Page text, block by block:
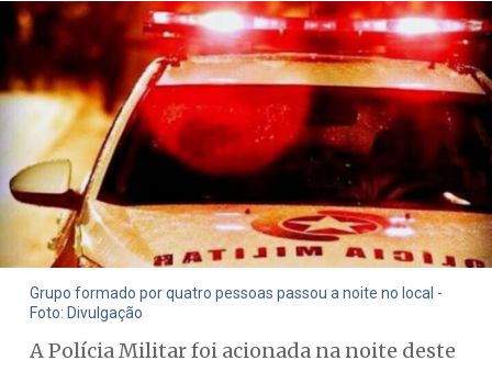
Grupo formado por quatro pessoas passou a noite no local -
Foto: Divulgação
A Polícia Militar foi acionada na noite deste